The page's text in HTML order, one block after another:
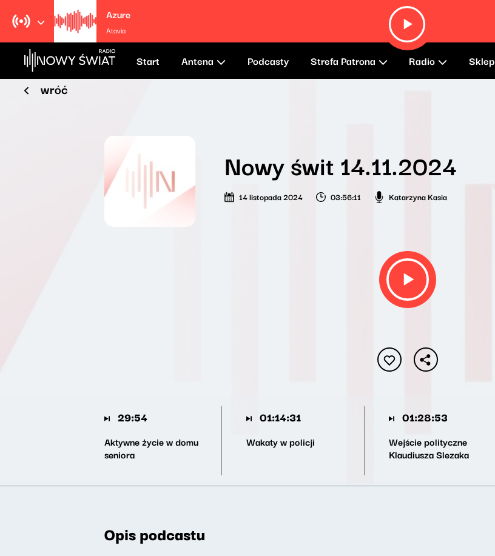
Azure
Atavia
Start Antena Podcasty Strefa Patrona Radio Sklep
wróć
Nowy świt 14.11.2024
14 listopada 2024 03:56:11 Katarzyna Kasia
29:54
Aktywne życie w domu
seniora
01:14:31
Wakaty w policji
01:28:53
Wejście polityczne
Klaudiusza Slezaka
Opis podcastu